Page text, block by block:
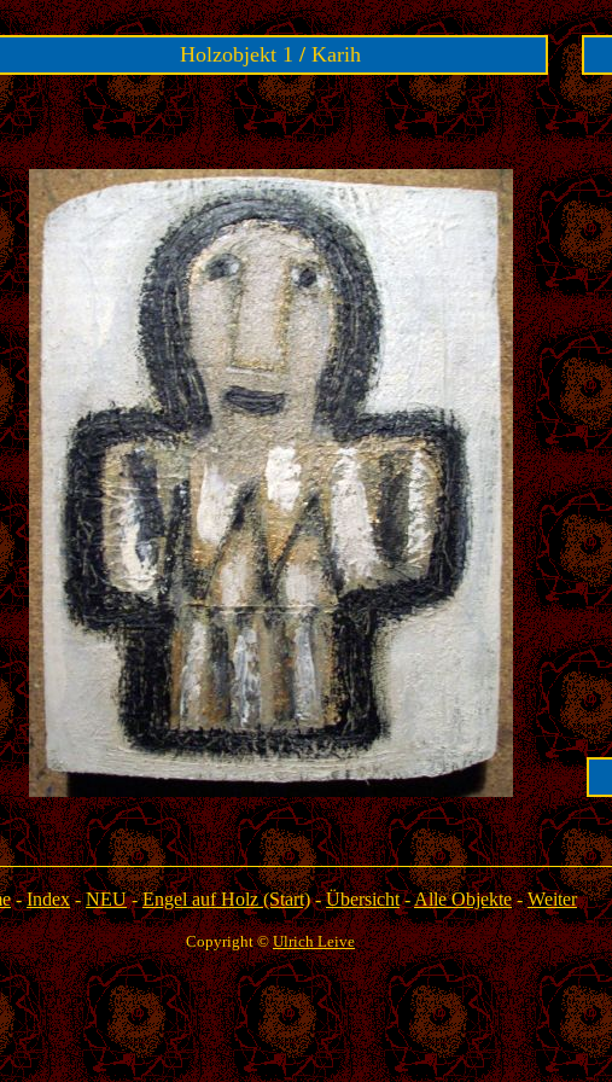
Holzobjekt 1 / Karih
-Index-NEU-Engel auf Holz (Start)-Übersicht-Alle Objekte-Weiter
Copyright ©Ulrich Leive